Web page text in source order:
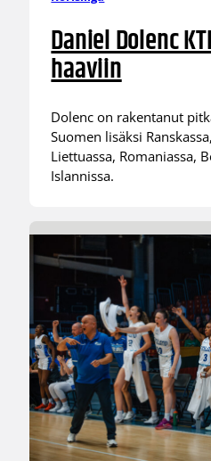
Daniel Dolenc
haaviin
Dolenc on rakentanut
Suomen lisäksi
Liettuassa, Romaniassa,
Islannissa.